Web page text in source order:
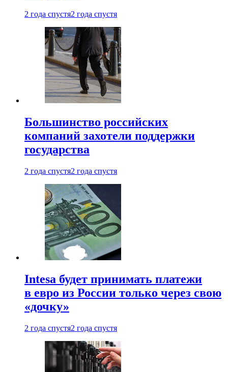
2 года спустя2 года спустя
Большинство российских
компаний захотели поддержки
государства
2 года спустя2 года спустя
Intesa будет принимать платежи
в евро из России только через свою
«дочку»
2 года спустя2 года спустя